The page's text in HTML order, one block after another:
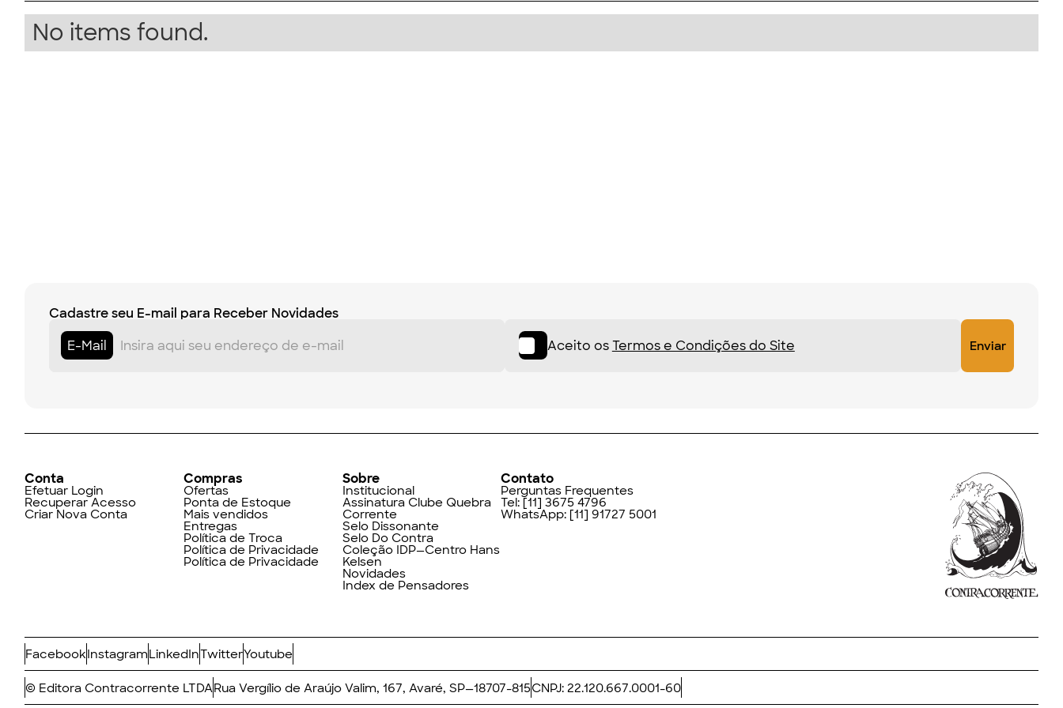
No items found.
Cadastre seu E-mail para Receber Novidades
E-Mail
Aceito osTermos e Condições do Site
Conta
Efetuar Login
Recuperar Acesso
Criar Nova Conta
Compras
Ofertas
Ponta de Estoque
Mais vendidos
Entregas
Política de Troca
Política de Privacidade
Política de Privacidade
Sobre
Institucional
Assinatura Clube Quebra
Corrente
Selo Dissonante
Selo Do Contra
Coleção IDP—Centro Hans
Kelsen
Novidades
Index de Pensadores
Contato
Perguntas Frequentes
Tel:[11] 3675 4796
WhatsApp: [11] 91727 5001
FacebookInstagramLinkedInTwitterYoutube
© Editora Contracorrente LTDARua Vergílio de Araújo Valim, 167, Avaré, SP—18707-815CNPJ: 22.120.667.0001-60